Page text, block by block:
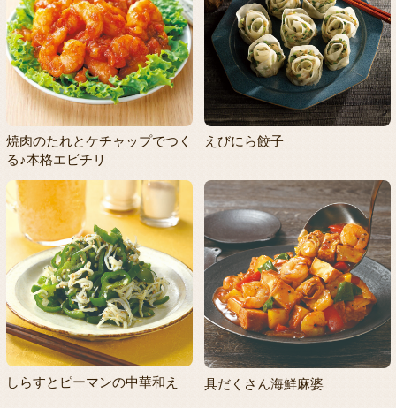
焼肉のたれとケチャップでつく
る♪本格エビチリ
えびにら餃子
しらすとピーマンの中華和え 具だくさん海鮮麻婆